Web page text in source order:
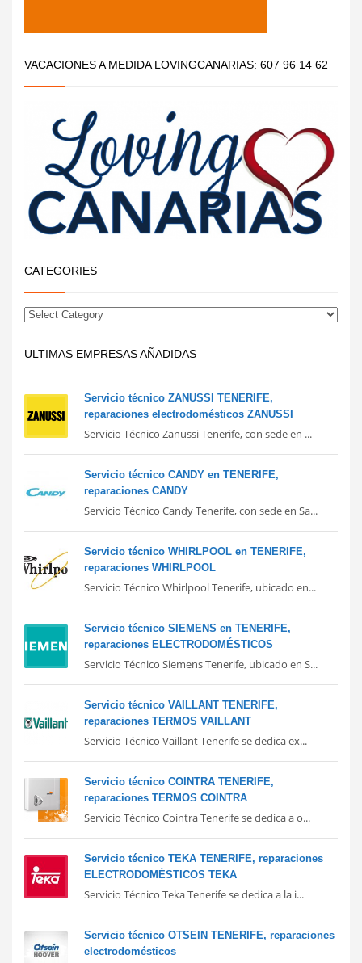
VACACIONES A MEDIDA LOVINGCANARIAS: 607 96 14 62
CATEGORIES
ULTIMAS EMPRESAS AÑADIDAS
Servicio técnico ZANUSSI TENERIFE,
reparaciones electrodomésticos ZANUSSI
Servicio Técnico Zanussi Tenerife, con sede en ...
Servicio técnico CANDY en TENERIFE,
reparaciones CANDY
Servicio Técnico Candy Tenerife, con sede en Sa...
Servicio técnico WHIRLPOOL en TENERIFE,
reparaciones WHIRLPOOL
Servicio Técnico Whirlpool Tenerife, ubicado en...
Servicio técnico SIEMENS en TENERIFE,
reparaciones ELECTRODOMÉSTICOS
Servicio Técnico Siemens Tenerife, ubicado en S...
Servicio técnico VAILLANT TENERIFE,
reparaciones TERMOS VAILLANT
Servicio Técnico Vaillant Tenerife se dedica ex...
Servicio técnico COINTRA TENERIFE,
reparaciones TERMOS COINTRA
Servicio Técnico Cointra Tenerife se dedica a o...
Servicio técnico TEKA TENERIFE, reparaciones
ELECTRODOMÉSTICOS TEKA
Servicio Técnico Teka Tenerife se dedica a la i...
Servicio técnico OTSEIN TENERIFE, reparaciones
electrodomésticos